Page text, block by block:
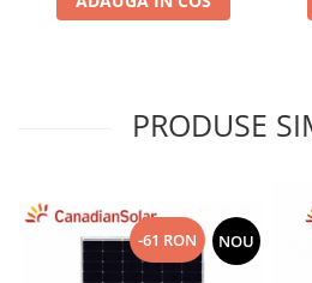
PRODUSE
-61 RON NOU